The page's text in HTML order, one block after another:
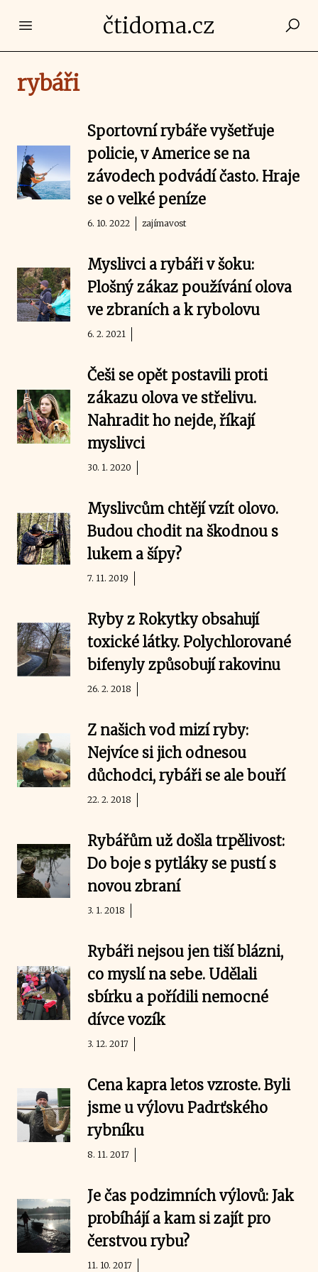
Open main menučtidoma.cz
rybáři
Sportovní rybáře vyšetřuje
policie, v Americe se na
závodech podvádí často. Hraje
se o velké peníze
6. 10. 2022 zajímavost
Myslivci a rybáři v šoku:
Plošný zákaz používání olova
ve zbraních a k rybolovu
6. 2. 2021
Češi se opět postavili proti
zákazu olova ve střelivu.
Nahradit ho nejde, říkají
myslivci
30. 1. 2020
Myslivcům chtějí vzít olovo.
Budou chodit na škodnou s
lukem a šípy?
7. 11. 2019
Ryby z Rokytky obsahují
toxické látky. Polychlorované
bifenyly způsobují rakovinu
26. 2. 2018
Z našich vod mizí ryby:
Nejvíce si jich odnesou
důchodci, rybáři se ale bouří
22. 2. 2018
Rybářům už došla trpělivost:
Do boje s pytláky se pustí s
novou zbraní
3. 1. 2018
Rybáři nejsou jen tiší blázni,
co myslí na sebe. Udělali
sbírku a pořídili nemocné
dívce vozík
3. 12. 2017
Cena kapra letos vzroste. Byli
jsme u výlovu Padrťského
rybníku
8. 11. 2017
Je čas podzimních výlovů: Jak
probíhájí a kam si zajít pro
čerstvou rybu?
11. 10. 2017